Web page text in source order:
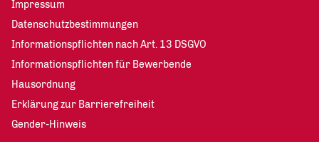
Impressum
Datenschutzbestimmungen
Informationspflichten nach Art. 13 DSGVO
Informationspflichten für Bewerbende
Hausordnung
Erklärung zur Barrierefreiheit
Gender-Hinweis